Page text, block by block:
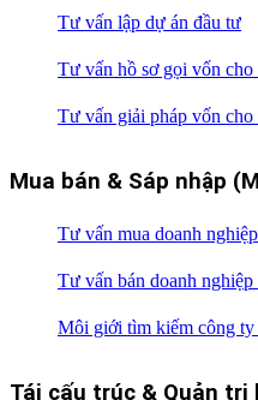
Tư vấn lập dự án đầu tư
Tư vấn hồ sơ gọi vốn cho
Tư vấn giải pháp vốn
Mua bán & Sáp nhập
Tư vấn mua doanh
Tư vấn bán doanh
Môi giới tìm kiếm công
Tái cấu trúc & Quản trị